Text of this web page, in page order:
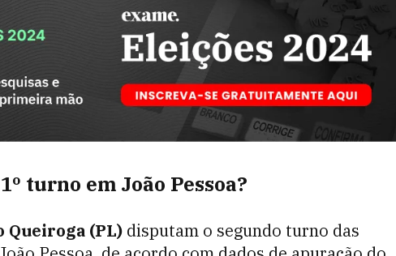
turno em João Pessoa?
Queiroga (PL) disputam o segundo turno das